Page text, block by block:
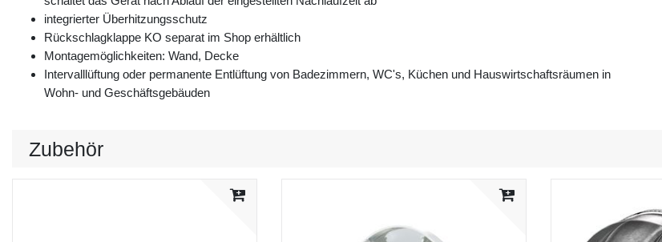
integrierter Überhitzungsschutz
Rückschlagklappe KO separat im Shop erhältlich
Montagemöglichkeiten: Wand, Decke
Intervalllüftung oder permanente Entlüftung von Badezimmern, WC's, Küchen und Hauswirtschaftsräumen in
Wohn- und Geschäftsgebäuden
Zubehör